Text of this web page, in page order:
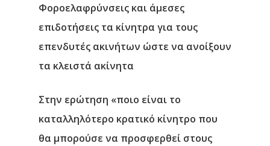
Φοροελαφρύνσεις και άμεσες
επιδοτήσεις τα κίνητρα για τους
επενδυτές ακινήτων ώστε να ανοίξουν
τα κλειστά ακίνητα
Στην ερώτηση «ποιο είναι το
καταλληλότερο κρατικό κίνητρο που
θα μπορούσε να προσφερθεί στους